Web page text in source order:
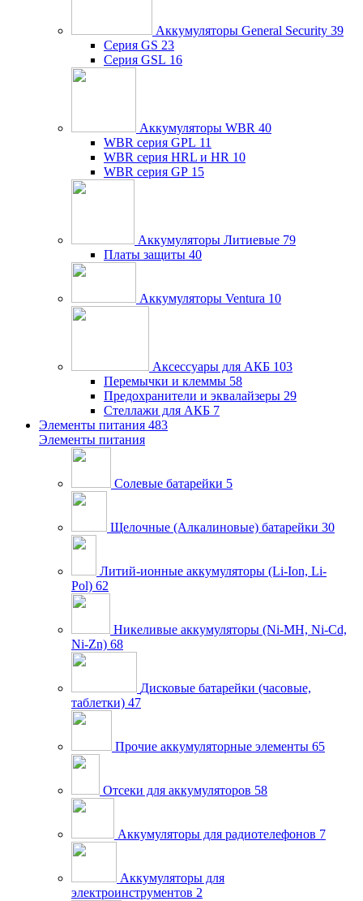
Аккумуляторы General Security 39
Серия GS 23
Серия GSL 16
Аккумуляторы WBR 40
WBR серия GPL 11
WBR серия HRL и HR 10
WBR серия GP 15
Аккумуляторы Литиевые 79
Платы защиты 40
Аккумуляторы Ventura 10
Аксессуары для АКБ 103
Перемычки и клеммы 58
Предохранители и эквалайзеры 29
Стеллажи для АКБ 7
Элементы питания 483
Элементы питания
Солевые батарейки 5
Щелочные (Алкалиновые) батарейки 30
Литий-ионные аккумуляторы (Li-Ion, Li-
Pol) 62
Никеливые аккумуляторы (Ni-MH, Ni-Cd,
Ni-Zn) 68
Дисковые батарейки (часовые,
таблетки) 47
Прочие аккумуляторные элементы 65
Отсеки для аккумуляторов 58
Аккумуляторы для радиотелефонов 7
Аккумуляторы для
электроинструментов 2